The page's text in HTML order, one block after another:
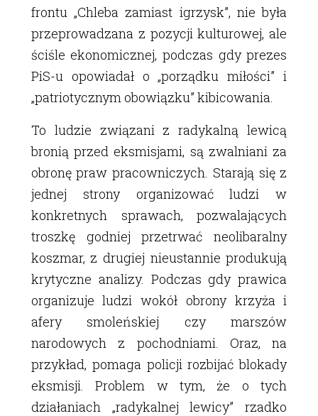
frontu „Chleba zamiast igrzysk”, nie była
przeprowadzana z pozycji kulturowej, ale
ściśle ekonomicznej, podczas gdy prezes
PiS-u opowiadał o „porządku miłości” i
„patriotycznym obowiązku” kibicowania.
To ludzie związani z radykalną lewicą
bronią przed eksmisjami, są zwalniani za
obronę praw pracowniczych. Starają się z
jednej strony organizować ludzi w
konkretnych sprawach, pozwalających
troszkę godniej przetrwać neolibaralny
koszmar, z drugiej nieustannie produkują
krytyczne analizy. Podczas gdy prawica
organizuje ludzi wokół obrony krzyża i
afery smoleńskiej czy marszów
narodowych z pochodniami. Oraz, na
przykład, pomaga policji rozbijać blokady
eksmisji. Problem w tym, że o tych
działaniach „radykalnej lewicy” rzadko